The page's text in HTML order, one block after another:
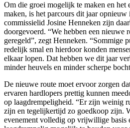
Om die groei mogelijk te maken en het
maken, is het parcours dit jaar
commissielid Josine Henneken zijn
doorgevoerd. “We hebben een nieuwe
geregeld”, zegt Henneken. “Sommige
redelijk smal en hierdoor konden
elkaar lopen. Dat hebben we dit jaar
minder heuvels en minder scherpe
De nieuwe route moet ervoor zorgen
ervaren hardlopers prettig kunnen
op laagdrempeligheid. “Er zijn weinig
zijn en tegelijkertijd zo goedkoop zijn.
evenement volledig op vrijwillige basis